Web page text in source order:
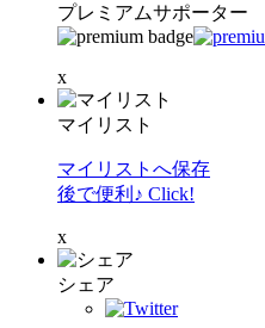
プレミアムサポーター
x
マイリスト
マイリストへ保存
後で便利♪ Click!
x
シェア